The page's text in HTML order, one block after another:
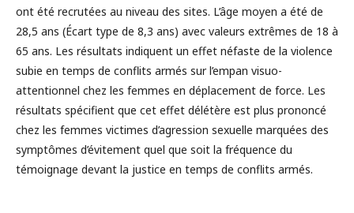
ont été recrutées au niveau des sites. L’âge moyen a été de
28,5 ans (Écart type de 8,3 ans) avec valeurs extrêmes de 18 à
65 ans. Les résultats indiquent un effet néfaste de la violence
subie en temps de conflits armés sur l’empan visuo-
attentionnel chez les femmes en déplacement de force. Les
résultats spécifient que cet effet délétère est plus prononcé
chez les femmes victimes d’agression sexuelle marquées des
symptômes d’évitement quel que soit la fréquence du
témoignage devant la justice en temps de conflits armés.